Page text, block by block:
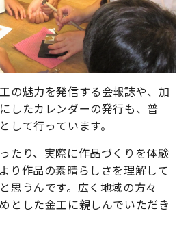
の魅力を発信する会報誌や、加
したカレンダーの発行も、普
して行っています。
たり、実際に作品づくりを体験
り作品の素晴らしさを理解して
思うんです。広く地域の方々
とした金工に親しんでいただき